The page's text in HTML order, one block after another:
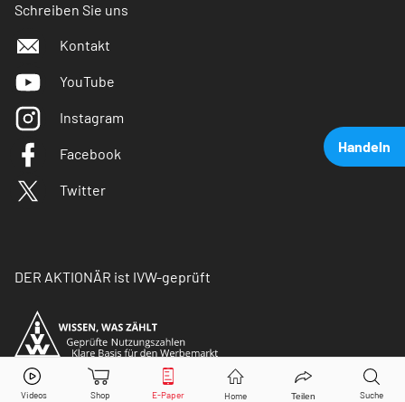
Handeln
Bayer Aktie jetzt handeln?
Schreiben Sie uns
Kontakt
YouTube
Instagram
Facebook
Twitter
DER AKTIONÄR ist IVW-geprüft